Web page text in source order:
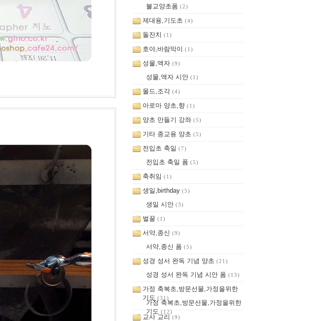
불교양초폼 (2)
제대용,기도초 (4)
돌잔치 (1)
호야,바람막이 (1)
성물,액자 (9)
성물,액자 시안 (1)
몰드,조각 (4)
아로마 양초,향 (1)
양초 만들기 강좌 (5)
기타 종교용 양초 (5)
전입초 축일 (7)
전입초 축일 폼 (5)
축취임 (1)
생일,birthday (5)
생일 시안 (3)
벌꿀 (1)
서약,종신 (9)
서약,종신 폼 (5)
성경 성서 완독 기념 양초 (21)
성경 성서 완독 기념 시안 폼 (13)
가정 축복초,방문선물,가정을위한
기도 (31)
가정 축복초,방문선물,가정을위한
기도 (12)
교사 교리(9)